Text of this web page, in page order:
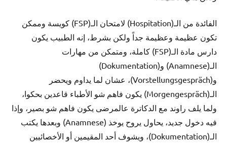
الفائدة من الـ(Hospitation) لامتحان الـ(FSP) كويسة وممكن
تكون عظيمة وعظيمة جداً ولكن بشرط، إنه الطبيب يكون
دارس مادة الـ(FSP) كاملة، ومتمكن من مهارات
الـ(Anamnese) و(Dokumentation)
و(Vorstellungsgespräch)، عشان لما يداوم ويحضر
الـ(Morgengespräch) يكون فاهم شو الأطباء قاعدين بحكوا،
ولما يلف راوند مع الدكاترة عالمرضى يكون فاهم شو بصير، وإذا
فيه دخول جديد، يحاول يروح يوخذ (Anamnese) وبعدها يكتب
الـ(Dokumentation)، ويشوف أحد المقيمين أو الأخصائيين